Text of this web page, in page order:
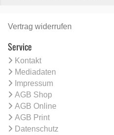
Vertrag widerrufen
Service
Kontakt
Mediadaten
Impressum
AGB Shop
AGB Online
AGB Print
Datenschutz